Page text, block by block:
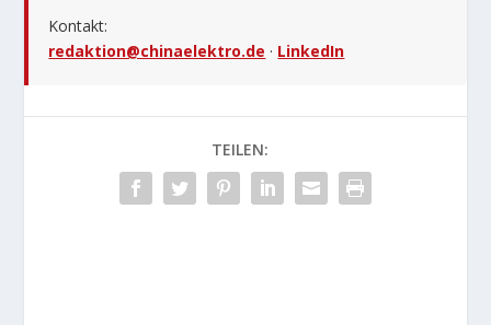
Kontakt:
redaktion@chinaelektro.de · LinkedIn
TEILEN: